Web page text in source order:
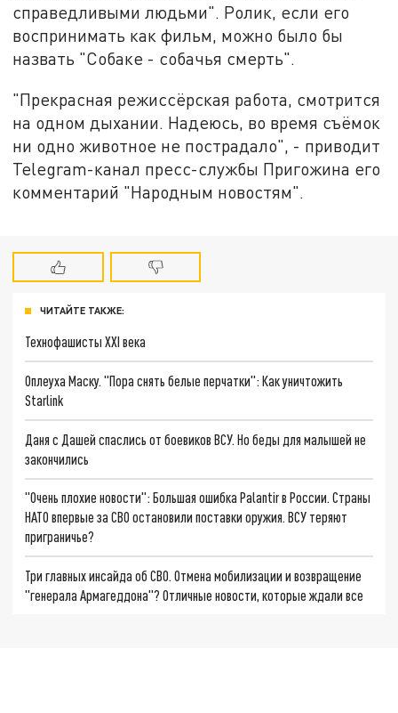
справедливыми людьми". Ролик, если его
воспринимать как фильм, можно было бы
назвать "Собаке - собачья смерть".
"Прекрасная режиссёрская работа, смотрится
на одном дыхании. Надеюсь, во время съёмок
ни одно животное не пострадало", - приводит
Telegram-канал пресс-службы Пригожина его
комментарий "Народным новостям".
ЧИТАЙТЕ ТАКЖЕ:
Технофашисты XXI века
Оплеуха Маску. "Пора снять белые перчатки": Как уничтожить
Starlink
Даня с Дашей спаслись от боевиков ВСУ. Но беды для малышей не
закончились
"Очень плохие новости": Большая ошибка Palantir в России. Страны
НАТО впервые за СВО остановили поставки оружия. ВСУ теряют
приграничье?
Три главных инсайда об СВО. Отмена мобилизации и возвращение
"генерала Армагеддона"? Отличные новости, которые ждали все